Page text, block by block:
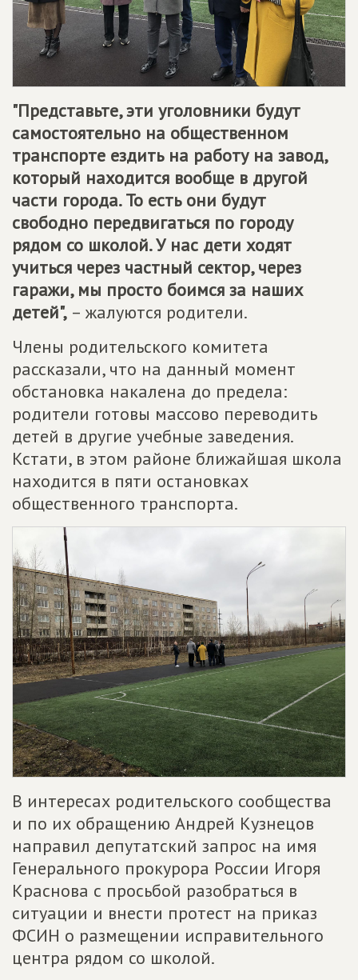
"Представьте, эти уголовники будут
самостоятельно на общественном
транспорте ездить на работу на завод,
который находится вообще в другой
части города. То есть они будут
свободно передвигаться по городу
рядом со школой. У нас дети ходят
учиться через частный сектор, через
гаражи, мы просто боимся за наших
детей", – жалуются родители.
Члены родительского комитета
рассказали, что на данный момент
обстановка накалена до предела:
родители готовы массово переводить
детей в другие учебные заведения.
Кстати, в этом районе ближайшая школа
находится в пяти остановках
общественного транспорта.
В интересах родительского сообщества
и по их обращению Андрей Кузнецов
направил депутатский запрос на имя
Генерального прокурора России Игоря
Краснова с просьбой разобраться в
ситуации и внести протест на приказ
ФСИН о размещении исправительного
центра рядом со школой.